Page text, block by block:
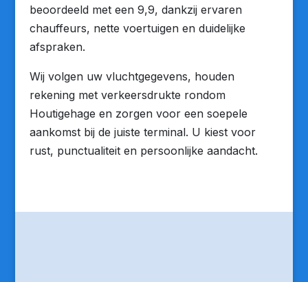
beoordeeld met een 9,9, dankzij ervaren
chauffeurs, nette voertuigen en duidelijke
afspraken.
Wij volgen uw vluchtgegevens, houden
rekening met verkeersdrukte rondom
Houtigehage en zorgen voor een soepele
aankomst bij de juiste terminal. U kiest voor
rust, punctualiteit en persoonlijke aandacht.